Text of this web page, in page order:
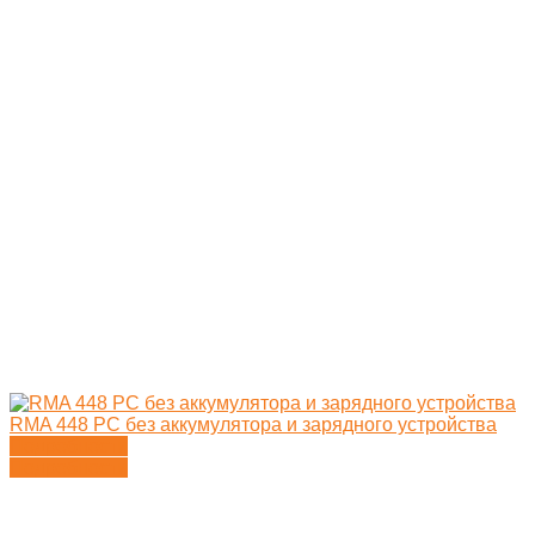
RMA 448 PC без аккумулятора и зарядного устройства